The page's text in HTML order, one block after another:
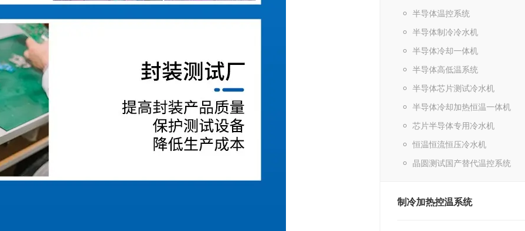
半导体温控系统
半导体制冷冷水机
半导体冷却一体机
半导体高低温系统
半导体芯片测试冷水机
半导体冷却加热恒温一体机
芯片半导体专用冷水机
恒温恒流恒压冷水机
晶圆测试国产替代温控系统
制冷加热控温系统